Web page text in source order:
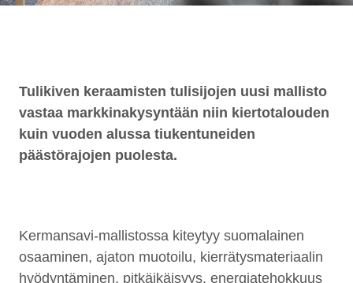
Tulikiven keraamisten tulisijojen uusi mallisto
vastaa markkinakysyntään niin kiertotalouden
kuin vuoden alussa tiukentuneiden
päästörajojen puolesta.
Kermansavi-mallistossa kiteytyy suomalainen
osaaminen, ajaton muotoilu, kierrätysmateriaalin
hyödyntäminen, pitkäikäisyys, energiatehokkuus